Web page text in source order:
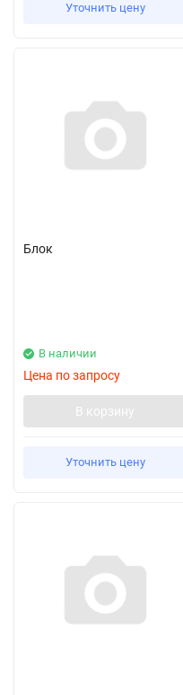
Уточнить цену
Блок
В наличии
Цена по запросу
В корзину
Уточнить цену